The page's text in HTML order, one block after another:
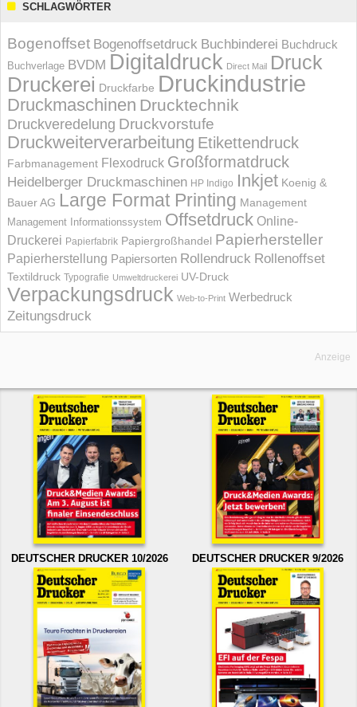
SCHLAGWÖRTER
Bogenoffset Bogenoffsetdruck Buchbinderei Buchdruck
Buchverlage BVDM Digitaldruck Direct Mail Druck
Druckerei Druckfarbe Druckindustrie
Druckmaschinen Drucktechnik
Druckveredelung Druckvorstufe
Druckweiterverarbeitung Etikettendruck
Farbmanagement Flexodruck Großformatdruck
Heidelberger Druckmaschinen HP Indigo Inkjet Koenig &
Bauer AG Large Format Printing Management
Management Informations­system Offsetdruck Online-
Druckerei Papierfabrik Papiergroßhandel Papierhersteller
Papierherstellung Papiersorten Rollendruck Rollenoffset
Textildruck Typografie Umweltdruckerei UV-Druck
Verpackungsdruck Web-to-Print Werbedruck
Zeitungsdruck
Anzeige
DEUTSCHER DRUCKER 10/2026 DEUTSCHER DRUCKER 9/2026